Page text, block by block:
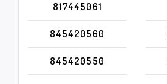
817445061
845420560
845420550